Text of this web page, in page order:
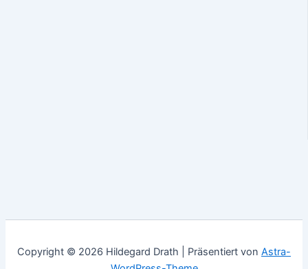
Copyright © 2026 Hildegard Drath | Präsentiert von Astra-